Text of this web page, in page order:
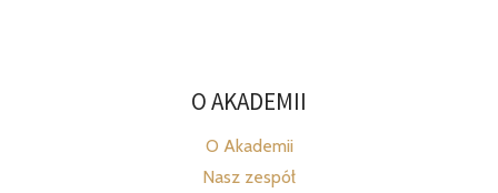
O AKADEMII
O Akademii
Nasz zespół